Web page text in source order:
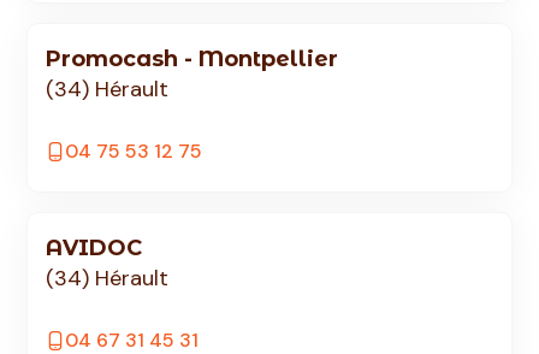
Promocash - Montpellier
(34) Hérault
04 75 53 12 75
AVIDOC
(34) Hérault
04 67 31 45 31